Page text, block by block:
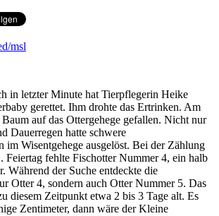
msl
in letzter Minute hat Tierpflegerin Heike
gerettet. Ihm drohte das Ertrinken. Am
auf das Ottergehege gefallen. Nicht nur
Dauerregen hatte schwere
im Wisentgehege ausgelöst. Bei der Zählung
Feiertag fehlte Fischotter Nummer 4, ein halb
Während der Suche entdeckte die
Otter 4, sondern auch Otter Nummer 5. Das
diesem Zeitpunkt etwa 2 bis 3 Tage alt. Es
Zentimeter, dann wäre der Kleine